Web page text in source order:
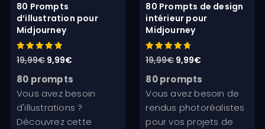
80 Prompts
d’illustration pour
Midjourney
Note
5.00
19,99€ Le
prix
initial
était :
19,99€.
9,99€Le
prix
actuel
est :
9,99€.
80 prompts
Vous avez besoin
d'illustrations ?
Découvrez cette
80 Prompts de design
intérieur pour
Midjourney
Note
4.80
19,99€Le
prix
initial
était :
19,99€.
9,99€Le
prix
actuel
est :
9,99€.
80 prompts
Vous avez besoin de
rendus photoréalistes
pour vos projets de